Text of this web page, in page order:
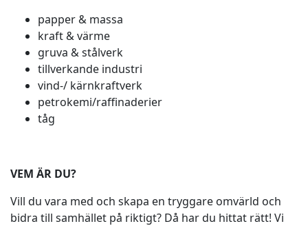
papper & massa
kraft & värme
gruva & stålverk
tillverkande industri
vind-/ kärnkraftverk
petrokemi/raffinaderier
tåg
VEM ÄR DU?
Vill du vara med och skapa en tryggare omvärld och
bidra till samhället på riktigt? Då har du hittat rätt! Vi